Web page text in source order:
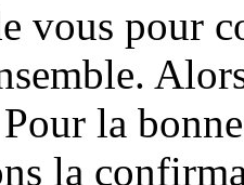
vous pour
Pour la
la